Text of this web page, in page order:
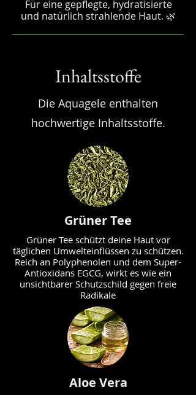
Für eine gepflegte, hydratisierte
und natürlich strahlende Haut. 🌿
Inhaltsstoffe
Die Aquagele enthalten
hochwertige Inhaltsstoffe.
Grüner Tee
Grüner Tee schützt deine Haut vor
täglichen Umwelteinflüssen zu schützen.
Reich an Polyphenolen und dem Super-
Antioxidans EGCG, wirkt es wie ein
unsichtbarer Schutzschild gegen freie
Radikale
Aloe Vera